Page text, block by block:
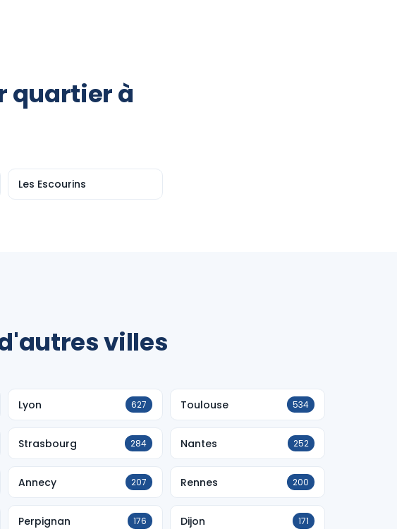
quartier à
Les Escourins
villes
Lyon 627 Toulouse 534
Strasbourg 284 Nantes 252
Annecy 207 Rennes 200
Perpignan 176 Dijon 171